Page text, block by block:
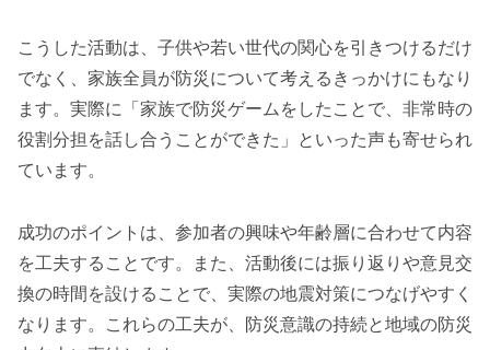
こうした活動は、子供や若い世代の関心を引きつけるだけ
でなく、家族全員が防災について考えるきっかけにもなり
ます。実際に「家族で防災ゲームをしたことで、非常時の
役割分担を話し合うことができた」といった声も寄せられ
ています。
成功のポイントは、参加者の興味や年齢層に合わせて内容
を工夫することです。また、活動後には振り返りや意見交
換の時間を設けることで、実際の地震対策につなげやすく
なります。これらの工夫が、防災意識の持続と地域の防災